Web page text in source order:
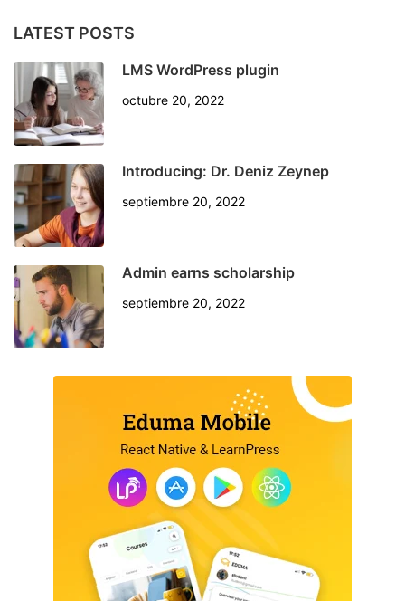
LATEST POSTS
LMS WordPress plugin
octubre 20, 2022
Introducing: Dr. Deniz Zeynep
septiembre 20, 2022
Admin earns scholarship
septiembre 20, 2022